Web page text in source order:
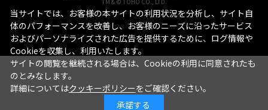
当サイトでは、お客様の本サイトの利用状況を分析し、サイト自
体のパフォーマンスを改善し、お客様のニーズに沿ったサービス
およびパーソナライズされた広告を提供するために、ログ情報や
Cookieを収集し、利用いたします。
サイトの閲覧を継続される場合は、Cookieの利用に同意されたも
のとみなします。
詳細についてはクッキーポリシーをご確認ください。
承諾する